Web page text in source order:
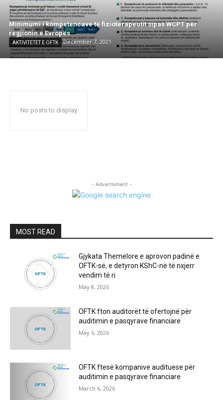
Minimumi i kompetencave të fizioterapeutit sipas WCPT për
regjionin e Evropës
AKTIVITETET E OFTK December 7, 2021
No posts to display
- Advertisment -
MOST READ
Gjykata Themelore e aprovon padinë e
OFTK-së, e detyron KShC-në të nxjerr
vendim të ri
May 8, 2026
OFTK fton auditorët të ofertojnë për
auditimin e pasqyrave financiare
May 6, 2026
OFTK ftesë kompanive audituese për
auditimin e pasqyrave financiare
March 6, 2026